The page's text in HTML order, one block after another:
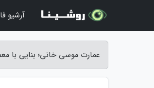
عمارت موسی خانی؛ بنایی با
آرشیو